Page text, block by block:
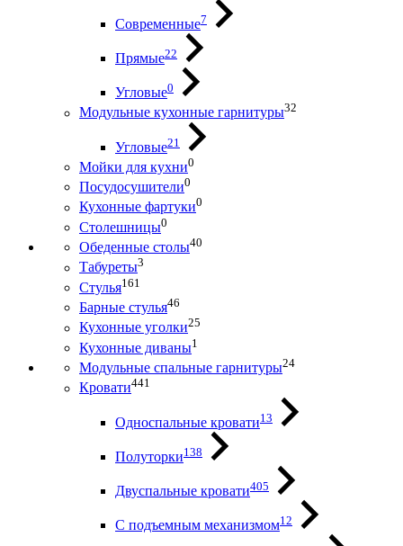
Современные7
Прямые22
Угловые0
Модульные кухонные гарнитуры32
Угловые21
Мойки для кухни0
Посудосушители0
Кухонные фартуки0
Столешницы0
Обеденные столы40
Табуреты3
Стулья161
Барные стулья46
Кухонные уголки25
Кухонные диваны1
Модульные спальные гарнитуры24
Кровати441
Односпальные кровати13
Полуторки138
Двуспальные кровати405
С подъемным механизмом12